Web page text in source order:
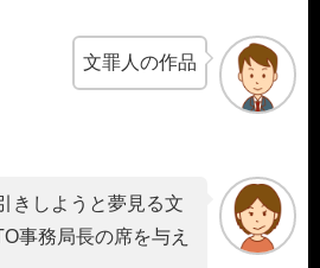
文罪人の作品
きしようと夢見る文
事務局長の席を与え